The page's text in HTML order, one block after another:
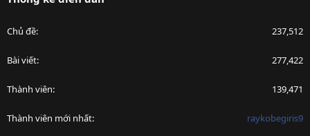
Chủ đề 237,512
Bài viết 277,422
Thành viên 139,471
Thành viên mới nhất raykobegiris9